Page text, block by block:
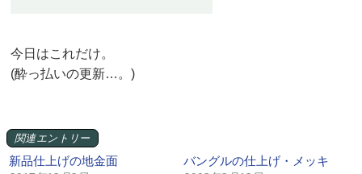
今日はこれだけ。
(酔っ払いの更新…。)
関連エントリー
新品仕上げの地金面 バングルの仕上げ・メッキ